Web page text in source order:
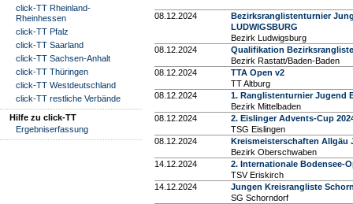
click-TT Rheinland-
Rheinhessen
click-TT Pfalz
click-TT Saarland
click-TT Sachsen-Anhalt
click-TT Thüringen
click-TT Westdeutschland
click-TT restliche Verbände
Hilfe zu click-TT
Ergebniserfassung
08.12.2024
Bezirksranglistenturnier
LUDWIGSBURG
Bezirk Ludwigsburg
08.12.2024
Qualifikation
Bezirk Rastatt/Baden-Baden
08.12.2024
TTA Open v2
TT Altburg
08.12.2024
1. Ranglistenturnier Jugend
Bezirk Mittelbaden
08.12.2024
2. Eislinger Advents-Cup
TSG Eislingen
08.12.2024
Kreismeisterschaften Allgäu
Bezirk Oberschwaben
14.12.2024
2. Internationale Bodensee-
TSV Eriskirch
14.12.2024
Jungen Kreisrangliste
SG Schorndorf